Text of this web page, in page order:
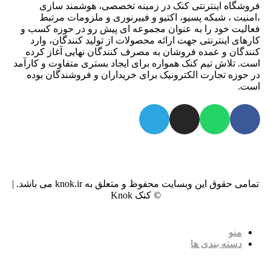
فروشگاه اینترنتی کنک در زمینه تخصصی، هوشمند سازی
،امنیت ، شبکه پسیو، اکتیو و فیبرنوری و ملزومات مرتبط
فعالیت خود را به عنوان مجموعه ای پیش رو در حوزه کسب و
کارهای اینترنتی جهت ارائه محصولات از تولید کنندگان، وارد
کنندگان و عمده فروشان به مصرف کنندگان نهایی آغاز کرده
است. تلاش تیم کنک همواره برای ایجاد بستری متفاوت و کارآمد
در حوزه تجارت الکترونیک برای خریداران و فروشندگان بوده
است.
تمامی حقوق این وبسایت محفوظ و متعلق به knok.ir می باشد. |
© کنک Knok
منو
دسته بندی ها